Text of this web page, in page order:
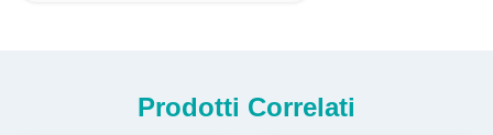
Prodotti Correlati